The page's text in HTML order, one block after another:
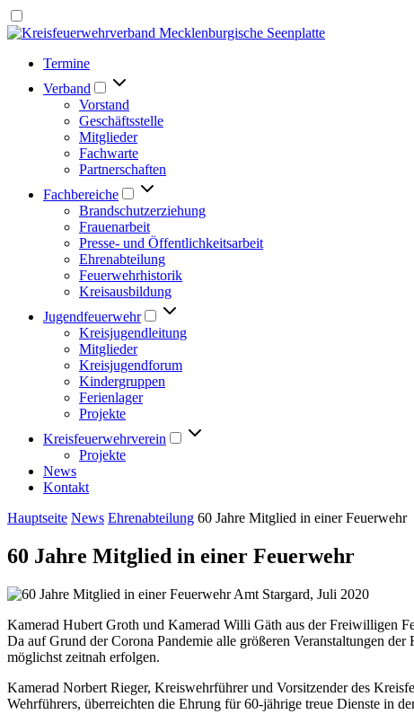
Termine
Verband
Vorstand
Geschäftsstelle
Mitglieder
Fachwarte
Partnerschaften
Fachbereiche
Brandschutzerziehung
Frauenarbeit
Presse- und Öffentlichkeitsarbeit
Ehrenabteilung
Feuerwehrhistorik
Kreisausbildung
Jugendfeuerwehr
Kreisjugendleitung
Mitglieder
Kreisjugendforum
Kindergruppen
Ferienlager
Projekte
Kreisfeuerwehrverein
Projekte
News
Kontakt
Hauptseite News Ehrenabteilung 60 Jahre Mitglied in einer Feuerwehr
60 Jahre Mitglied in einer Feuerwehr
Kamerad Hubert Groth und Kamerad Willi Gäth aus der Freiwilligen
Da auf Grund der Corona Pandemie alle größeren Veranstaltungen
möglichst zeitnah erfolgen.
Kamerad Norbert Rieger, Kreiswehrführer und Vorsitzender des
Wehrführers, überreichten die Ehrung für 60-jährige treue Dienste in